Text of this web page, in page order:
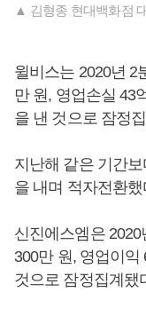
▲ 김형종 현대백화점
윌비스는 2020년 2
만 원, 영업손실 43
을 낸 것으로 잠정
지난해 같은 기간
을 내며 적자전환
신진에스엠은
300만 원, 영업이익
것으로 잠정집계됐